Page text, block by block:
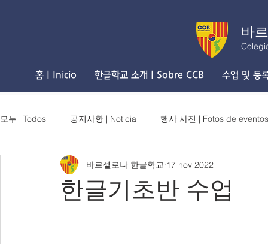
바
홈 | Inicio 한글학교 소개 | Sobre CCB 수업 및 등
모두 | Todos 공지사항 | Noticia 행사 사진 | Fotos de eventos
한글기초반 수업
바르셀로나 한글학교 17 nov 2022